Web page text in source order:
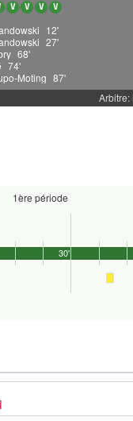
V V V V
12'
27'
68'
74'
Moting 87'
Arbitre:
1ère période
30'